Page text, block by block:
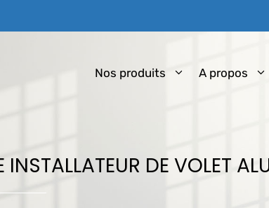
Nos produits A propos
DE VOLET